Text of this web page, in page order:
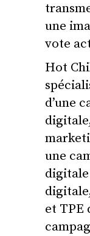
une
vote
Hot
d’une
une
digitale
et TPE